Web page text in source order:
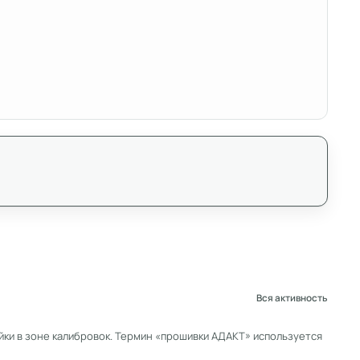
Вся активность
в зоне калибровок. Термин «прошивки АДАКТ» используется